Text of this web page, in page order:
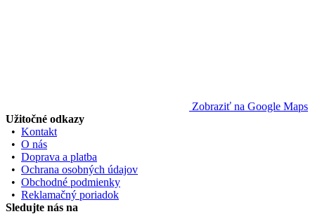
Zobraziť na Google Maps
Užitočné odkazy
• Kontakt
• O nás
• Doprava a platba
• Ochrana osobných údajov
• Obchodné podmienky
• Reklamačný poriadok
Sledujte nás na